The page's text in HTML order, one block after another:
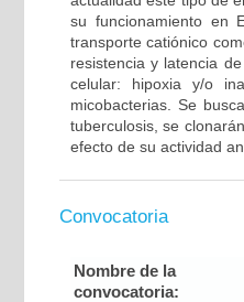
su funcionamiento en
transporte catiónico
resistencia y latencia
celular: hipoxia y/o
micobacterias. Se
tuberculosis, se
efecto de su actividad
Convocatoria
Nombre de la
convocatoria: